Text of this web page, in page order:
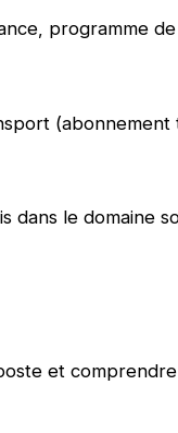
programme
(abonnement
dans le domaine
et